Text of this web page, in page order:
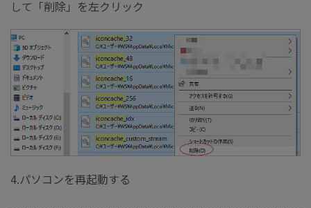
して「削除」を左クリック
4.パソコンを再起動する